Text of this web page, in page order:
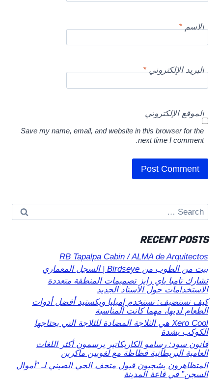
الاسم*
البريد الإلكتروني*
الموقع الإلكتروني
Save my name, email, and website in this browser for the
next time I comment.
Search
for:
RECENT POSTS
RB Tapalpa Cabin / ALMA de Arquitectos
بيت من الطوب من Birdseye | السجل المعماري
تشارك تامبا باي رايز تصميمات المنطقة متعددة
الاستخدامات حول الاستاد الجديد
كيف نستضيف: تستخدم إميليا ويكستيد أفضل أدوات
الطعام لديها، مهما كانت المناسبة
Xero Cool هي الثلاجة المضادة للثلاجة التي يحتاجها
الكوكب بشدة
قانون سود: رسامو الكاريكاتير يرسمون أكثر اللغات
العامية البريطانية فظاظة مع لغويين ماكرين
المتظاهرون يشجبون قبول متحف الحي الصيني لـ “أموال
السجن” في قاعة المدينة